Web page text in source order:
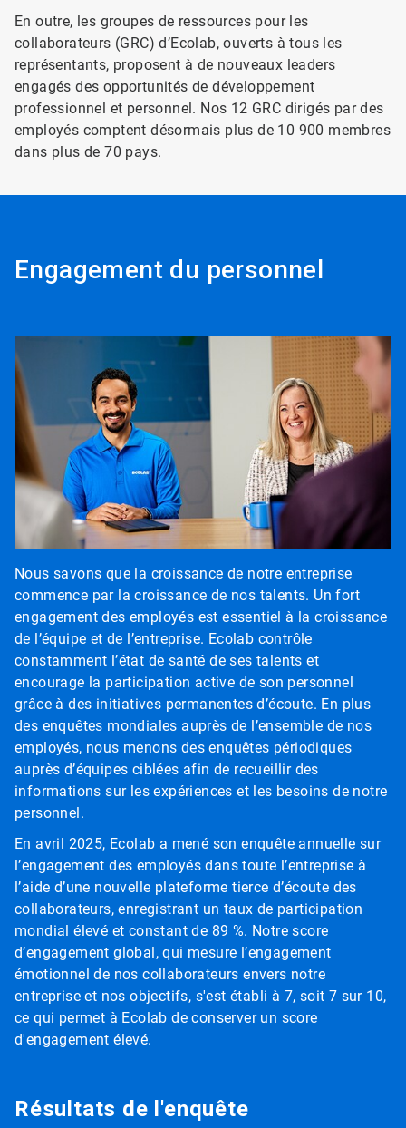
En outre, les groupes de ressources pour les
collaborateurs (GRC) d’Ecolab, ouverts à tous les
représentants, proposent à de nouveaux leaders
engagés des opportunités de développement
professionnel et personnel. Nos 12 GRC dirigés par des
employés comptent désormais plus de 10 900 membres
dans plus de 70 pays.
Engagement du personnel
Nous savons que la croissance de notre entreprise
commence par la croissance de nos talents. Un fort
engagement des employés est essentiel à la croissance
de l’équipe et de l’entreprise. Ecolab contrôle
constamment l’état de santé de ses talents et
encourage la participation active de son personnel
grâce à des initiatives permanentes d’écoute. En plus
des enquêtes mondiales auprès de l’ensemble de nos
employés, nous menons des enquêtes périodiques
auprès d’équipes ciblées afin de recueillir des
informations sur les expériences et les besoins de notre
personnel.
En avril 2025, Ecolab a mené son enquête annuelle sur
l’engagement des employés dans toute l’entreprise à
l’aide d’une nouvelle plateforme tierce d’écoute des
collaborateurs, enregistrant un taux de participation
mondial élevé et constant de 89 %. Notre score
d’engagement global, qui mesure l’engagement
émotionnel de nos collaborateurs envers notre
entreprise et nos objectifs, s'est établi à 7, soit 7 sur 10,
ce qui permet à Ecolab de conserver un score
d'engagement élevé.
Résultats de l'enquête